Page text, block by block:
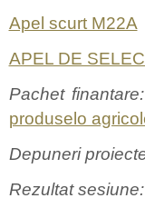
Apel scurt M22A
APEL DE
Pachet finantare:
produselo
Depuneri
Rezultat